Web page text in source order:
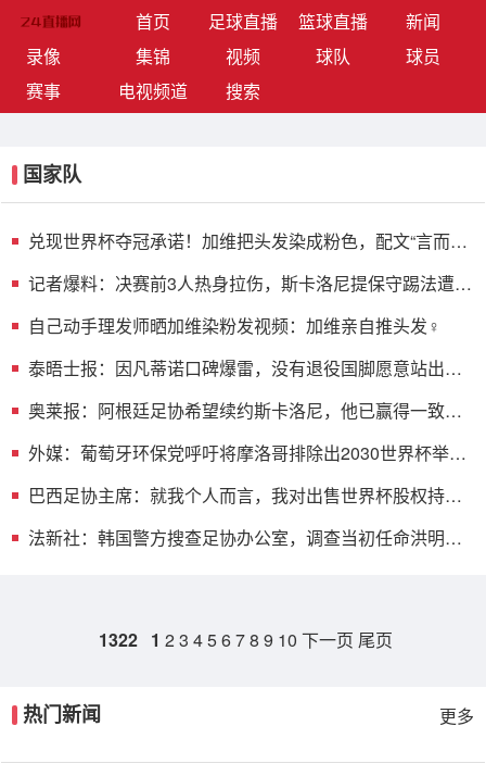
首页(current)足球直播 篮球直播
新闻
录像
集锦 视频 球队
球员
赛事
电视频道 搜索
国家队
兑现世界杯夺冠承诺！加维把头发染成粉色，配文“言而有
记者爆料：决赛前3人热身拉伤，斯卡洛尼提保守踢法遭大
自己动手理发师晒加维染粉发视频：加维亲自推头发‍♀️
泰晤士报：因凡蒂诺口碑爆雷，没有退役国脚愿意站出来
奥莱报：阿根廷足协希望续约斯卡洛尼，他已赢得一致认
外媒：葡萄牙环保党呼吁将摩洛哥排除出2030世界杯举办
巴西足协主席：就我个人而言，我对出售世界杯股权持一
法新社：韩国警方搜查足协办公室，调查当初任命洪明甫
1322 1 2 3 45678 9 10 下一页 尾页
热门新闻 更多